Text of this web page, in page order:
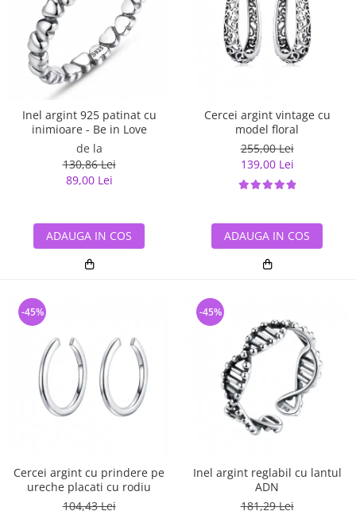
Inel argint 925 patinat cu
inimioare - Be in Love
de la
130,86 Lei
89,00 Lei
ADAUGA IN COS
Cercei argint vintage cu
model floral
255,00 Lei
139,00 Lei
ADAUGA IN COS
Cercei argint cu prindere pe
ureche placati cu rodiu
104,43 Lei
-45%
Inel argint reglabil cu lantul
ADN
181,29 Lei
-45%